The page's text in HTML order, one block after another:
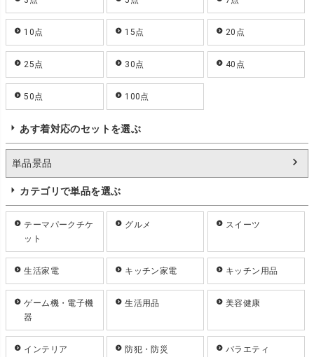
10点 15点 20点
25点 30点 40点
50点 100点
あす着対応のセットを選ぶ
単品景品
カテゴリで単品を選ぶ
テーマパークチケ
ット
グルメ スイーツ
生活家電 キッチン家電 キッチン用品
ゲーム機・電子機
器
生活用品 美容健康
インテリア 防犯・防災 バラエティ